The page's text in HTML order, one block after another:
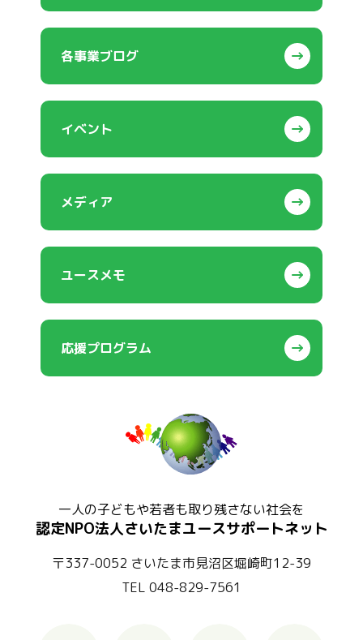
各事業ブログ
イベント
メディア
ユースメモ
応援プログラム
一人の子どもや若者も取り残さない社会を
認定NPO法人さいたまユースサポートネット
〒337-0052 さいたま市見沼区堀崎町12-39
TEL 048-829-7561